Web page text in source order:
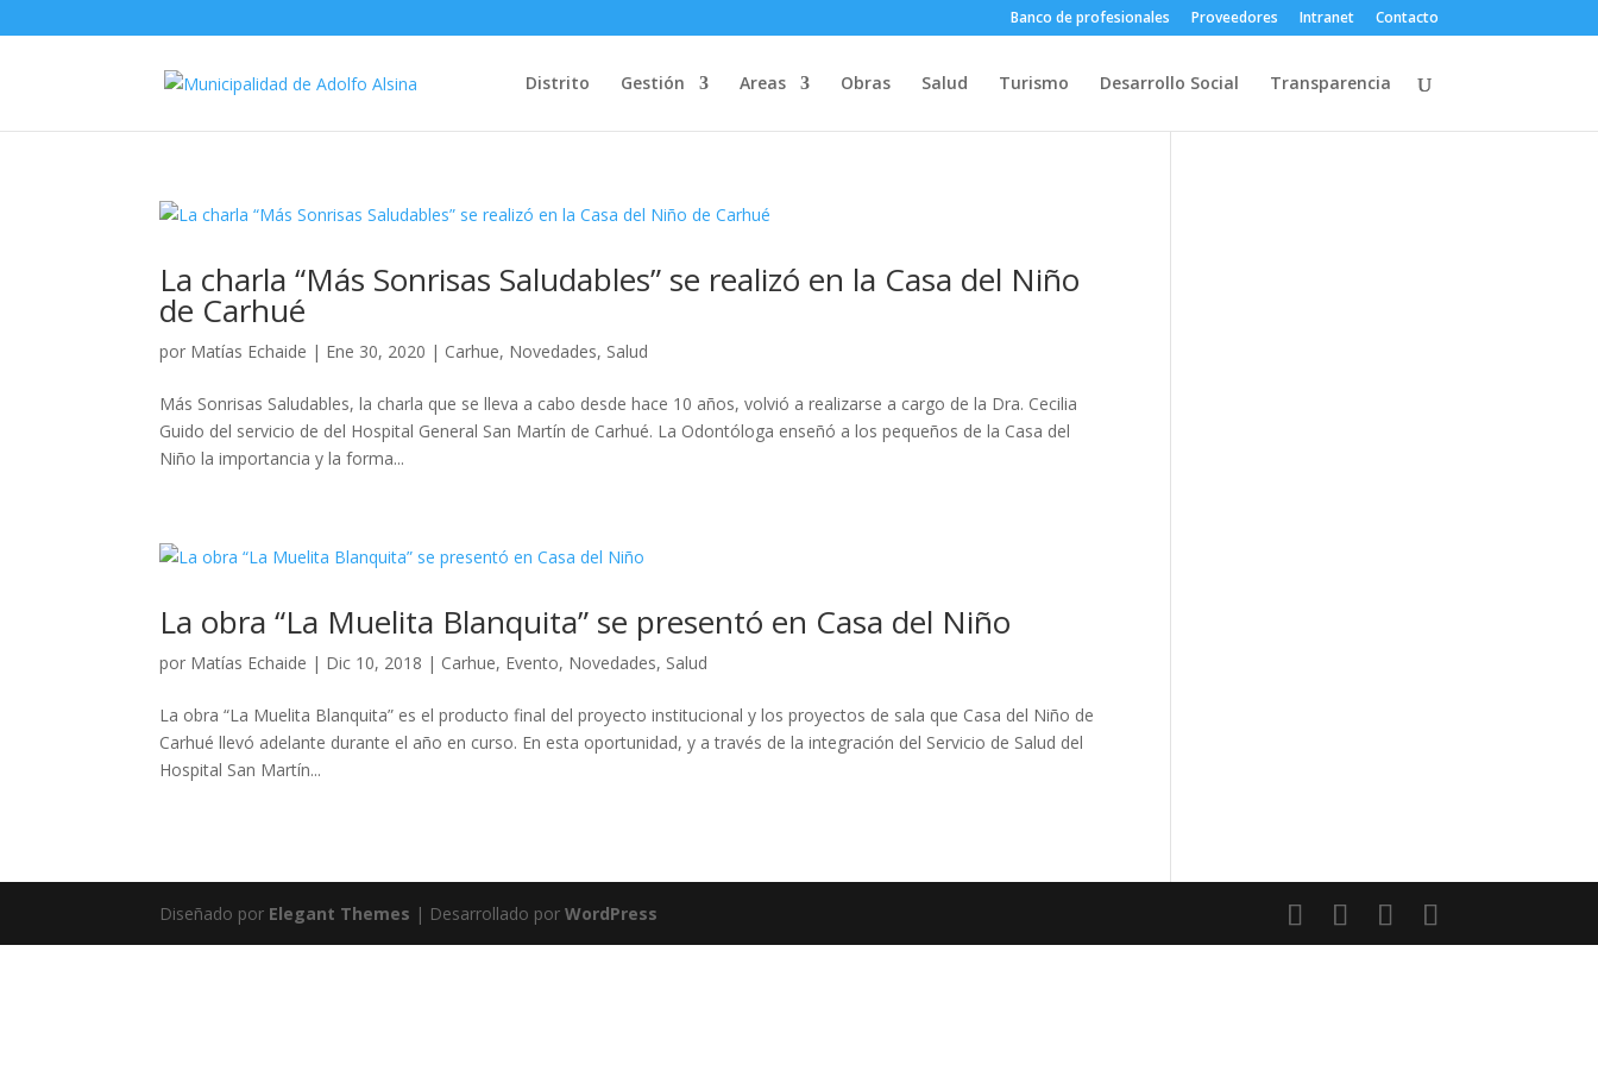
Banco de profesionales Proveedores Intranet Contacto
Distrito Gestión Areas Obras Salud Turismo Desarrollo Social Transparencia
La charla “Más Sonrisas Saludables” se realizó en la Casa del Niño
de Carhué
por Matías Echaide | Ene 30, 2020 | Carhue, Novedades, Salud
Más Sonrisas Saludables, la charla que se lleva a cabo desde hace 10 años, volvió a realizarse a cargo de la Dra. Cecilia
Guido del servicio de del Hospital General San Martín de Carhué. La Odontóloga enseñó a los pequeños de la Casa del
Niño la importancia y la forma...
La obra “La Muelita Blanquita” se presentó en Casa del Niño
por Matías Echaide | Dic 10, 2018 | Carhue, Evento, Novedades, Salud
La obra “La Muelita Blanquita” es el producto final del proyecto institucional y los proyectos de sala que Casa del Niño de
Carhué llevó adelante durante el año en curso. En esta oportunidad, y a través de la integración del Servicio de Salud del
Hospital San Martín...
Diseñado por Elegant Themes | Desarrollado porWordPress